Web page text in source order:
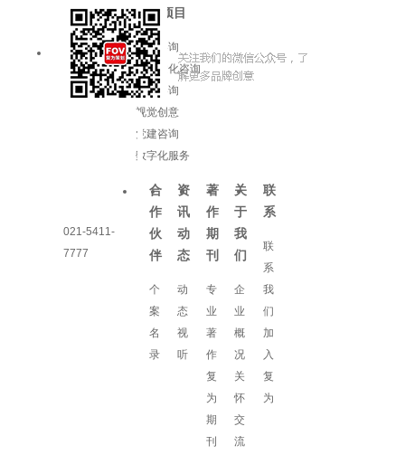
021-5411-
7777
服务项目
品牌咨询
企业文化咨询
增长咨询
视觉创意
党建咨询
数字化服务
合
作
伙
伴
个
案
名
录
资
讯
动
态
动
态
视
听
著
作
期
刊
专
业
著
作
复
为
期
刊
关
于
我
们
企
业
概
况
关
怀
交
流
联
系
联
系
我
们
加
入
复
为